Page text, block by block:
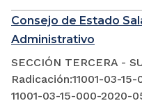
Consejo de Estado
Administrativo
SECCIÓN TERCERA -
Radicación:11001-03-
11001-03-15-000-2020-